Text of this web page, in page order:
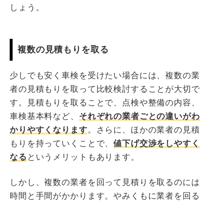
しょう。
複数の見積もりを取る
少しでも安く車検を受けたい場合には、複数の業
者の見積もりを取って比較検討することが大切で
す。見積もりを取ることで、点検や整備の内容、
車検基本料など、 それぞれの業者ごとの違いがわ
かりやすくなります。さらに、ほかの業者の見積
もりを持っていくことで、値下げ交渉をしやすく
なる というメリットもあります。
しかし、複数の業者を回って見積りを取るのには
時間と手間がかかります。やみくもに業者を回る